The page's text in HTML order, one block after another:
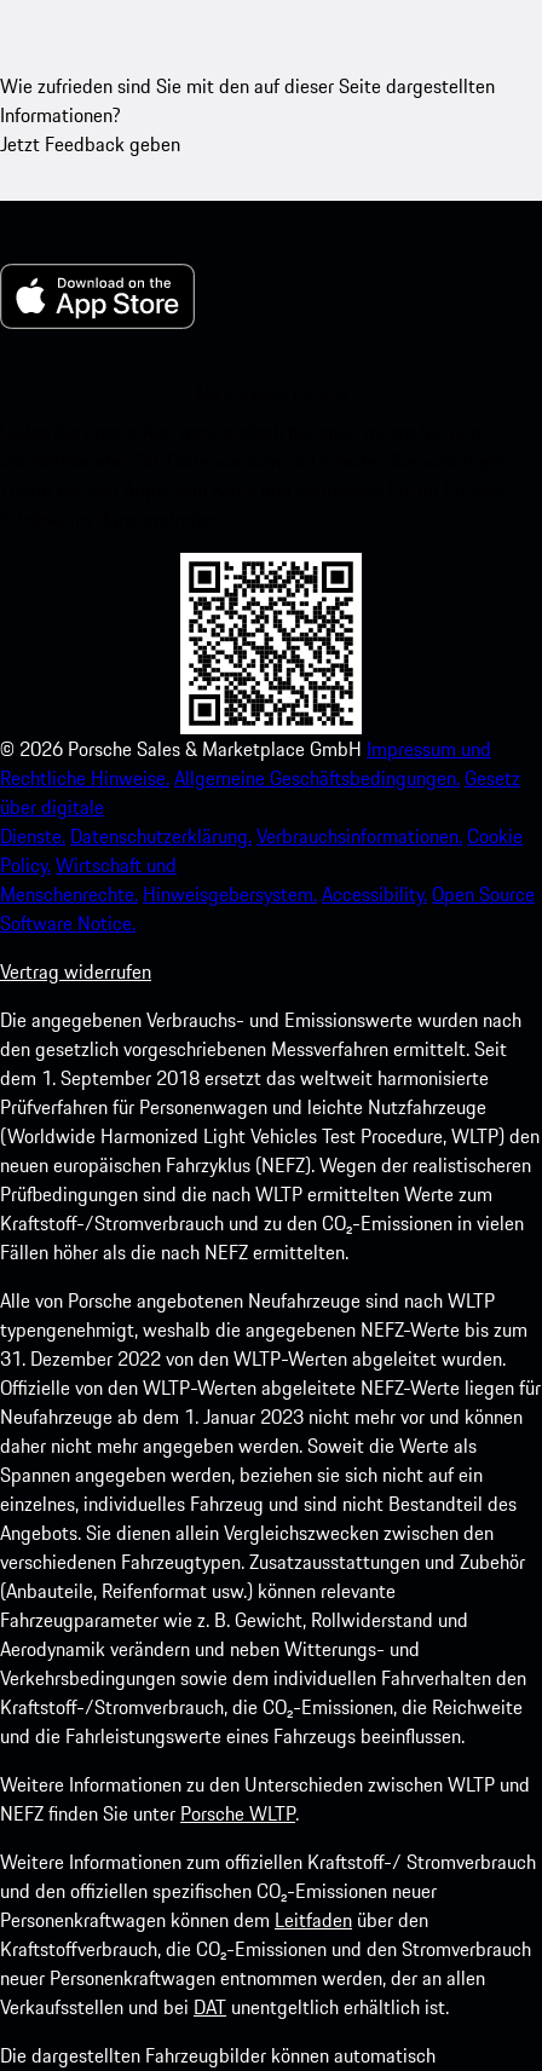
Wie zufrieden sind Sie mit den auf dieser Seite dargestellten
Informationen?
Jetzt Feedback geben
© 2026 Porsche Sales & Marketplace GmbH Impressum und
Rechtliche Hinweise.Allgemeine Geschäftsbedingungen.Gesetz
über digitale
Dienste. Datenschutzerklärung.Verbrauchsinformationen.Cookie
Policy.Wirtschaft und
Menschenrechte. Hinweisgebersystem.Accessibility.Open Source
Software Notice.
Vertrag widerrufen
Die angegebenen Verbrauchs- und Emissionswerte wurden nach
den gesetzlich vorgeschriebenen Messverfahren ermittelt. Seit
dem 1. September 2018 ersetzt das weltweit harmonisierte
Prüfverfahren für Personenwagen und leichte Nutzfahrzeuge
(Worldwide Harmonized Light Vehicles Test Procedure, WLTP) den
neuen europäischen Fahrzyklus (NEFZ). Wegen der realistischeren
Prüfbedingungen sind die nach WLTP ermittelten Werte zum
Kraftstoff-/Stromverbrauch und zu den CO₂-Emissionen in vielen
Fällen höher als die nach NEFZ ermittelten.
Alle von Porsche angebotenen Neufahrzeuge sind nach WLTP
typengenehmigt, weshalb die angegebenen NEFZ-Werte bis zum
31. Dezember 2022 von den WLTP-Werten abgeleitet wurden.
Offizielle von den WLTP-Werten abgeleitete NEFZ-Werte liegen für
Neufahrzeuge ab dem 1. Januar 2023 nicht mehr vor und können
daher nicht mehr angegeben werden. Soweit die Werte als
Spannen angegeben werden, beziehen sie sich nicht auf ein
einzelnes, individuelles Fahrzeug und sind nicht Bestandteil des
Angebots. Sie dienen allein Vergleichszwecken zwischen den
verschiedenen Fahrzeugtypen. Zusatzausstattungen und Zubehör
(Anbauteile, Reifenformat usw.) können relevante
Fahrzeugparameter wie z. B. Gewicht, Rollwiderstand und
Aerodynamik verändern und neben Witterungs- und
Verkehrsbedingungen sowie dem individuellen Fahrverhalten den
Kraftstoff-/Stromverbrauch, die CO₂-Emissionen, die Reichweite
und die Fahrleistungswerte eines Fahrzeugs beeinflussen.
Weitere Informationen zu den Unterschieden zwischen WLTP und
NEFZ finden Sie unter Porsche WLTP.
Weitere Informationen zum offiziellen Kraftstoff-/ Stromverbrauch
und den offiziellen spezifischen CO₂-Emissionen neuer
Personenkraftwagen können dem Leitfaden über den
Kraftstoffverbrauch, die CO₂-Emissionen und den Stromverbrauch
neuer Personenkraftwagen entnommen werden, der an allen
Verkaufsstellen und bei DAT unentgeltlich erhältlich ist.
Die dargestellten Fahrzeugbilder können automatisch